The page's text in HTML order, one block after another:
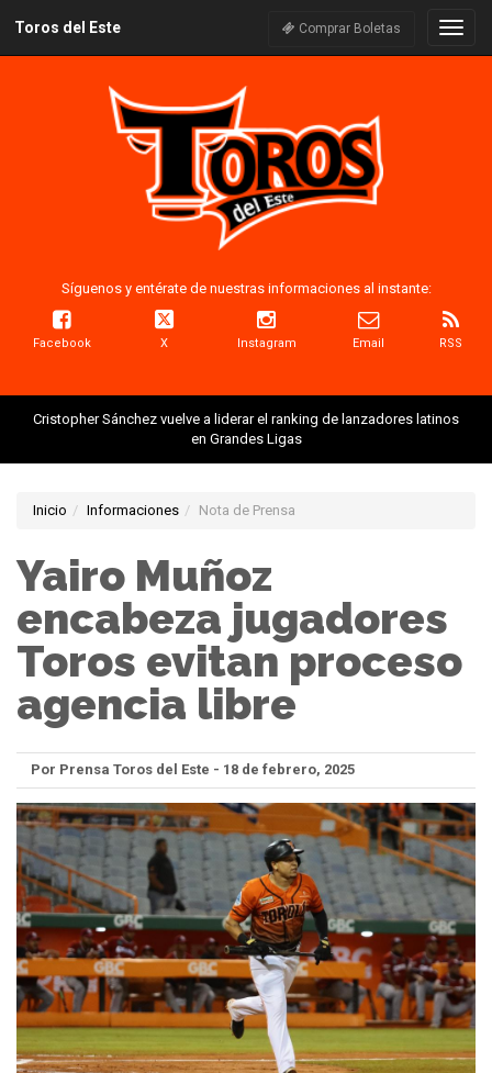
Toros del Este Comprar Boletas
Síguenos y entérate de nuestras informaciones al instante:
Facebook X Instagram Email RSS
Cristopher Sánchez vuelve a liderar el ranking de lanzadores latinos
en Grandes Ligas
Inicio Informaciones Nota de Prensa
Yairo Muñoz
encabeza jugadores
Toros evitan proceso
agencia libre
Por Prensa Toros del Este - 18 de febrero, 2025